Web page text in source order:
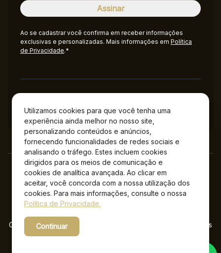
Utilizamos cookies para que você tenha uma
experiência ainda melhor no nosso site,
personalizando conteúdos e anúncios,
fornecendo funcionalidades de redes sociais e
analisando o tráfego. Estes incluem cookies
dirigidos para os meios de comunicação e
cookies de analítica avançada. Ao clicar em
aceitar, você concorda com a nossa utilização dos
cookies. Para mais informações, consulte o nossa
Política de Privacidade.
Continuar
Ao se cadastrar você confirma em receber informações
exclusivas e personalizadas. Mais informações em Política
de Privacidade.*
Administração
Copyright © 2026 Jockey Plaza Shopping – Todos os direitos